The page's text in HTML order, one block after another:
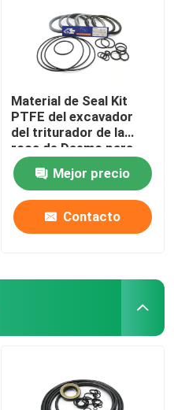
Material de Seal Kit
PTFE del excavador
del triturador de la
roca de Daemo para
DMB 140
Mejor precio
Contacto